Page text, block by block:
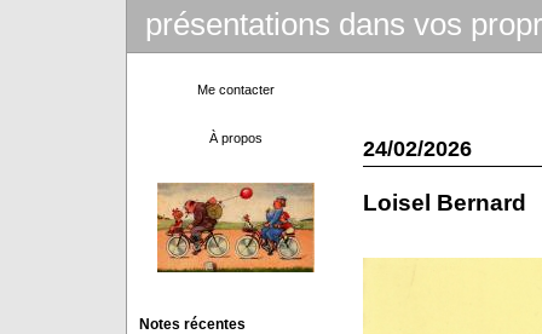
présentations dans vos
Me contacter
À propos
Notes récentes
24/02/2026
Loisel Bernard